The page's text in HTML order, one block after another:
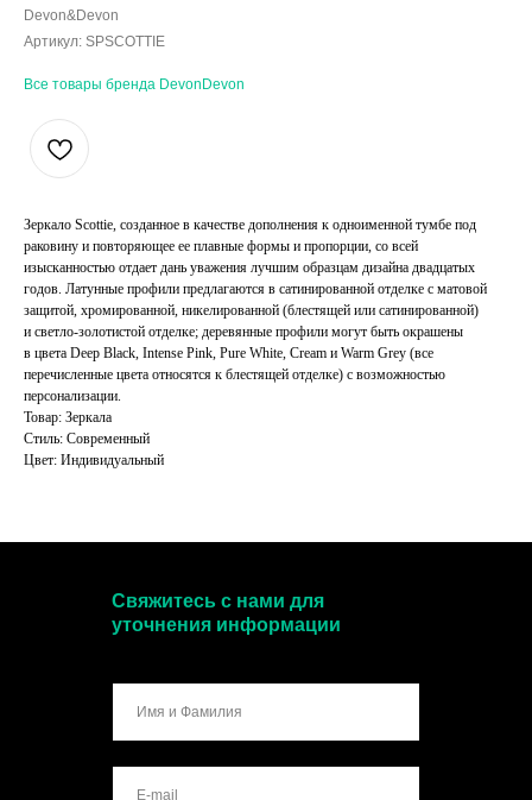
Devon&Devon
Артикул: SPSCOTTIE
Все товары бренда DevonDevon
Зеркало Scottie, созданное в качестве дополнения к одноименной тумбе под
раковину и повторяющее ее плавные формы и пропорции, со всей
изысканностью отдает дань уважения лучшим образцам дизайна двадцатых
годов. Латунные профили предлагаются в сатинированной отделке с матовой
защитой, хромированной, никелированной (блестящей или сатинированной)
и светло-золотистой отделке; деревянные профили могут быть окрашены
в цвета Deep Black, Intense Pink, Pure White, Cream и Warm Grey (все
перечисленные цвета относятся к блестящей отделке) с возможностью
персонализации.
Товар: Зеркала
Стиль: Современный
Цвет: Индивидуальный
Свяжитесь с нами для
уточнения информации